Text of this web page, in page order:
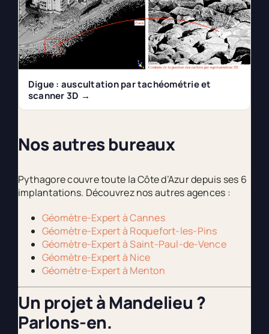
Digue : auscultation par tachéométrie et
scanner 3D →
Nos autres bureaux
Pythagore couvre toute la Côte d’Azur depuis ses 6
implantations. Découvrez nos autres agences :
Géomètre-Expert à Cannes
Géomètre-Expert à Roquefort-les-Pins
Géomètre-Expert à Saint-Paul-de-Vence
Géomètre-Expert à Nice
Géomètre-Expert à Menton
Un projet à Mandelieu ?
Parlons-en.